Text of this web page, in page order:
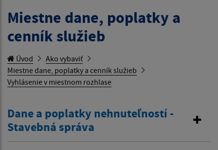
Miestne dane, poplatky a
cenník služieb
Úvod
Ako vybaviť
Miestne dane, poplatky a cenník služieb
Vyhlásenie v miestnom rozhlase
Dane a poplatky nehnuteľností -
Stavebná správa